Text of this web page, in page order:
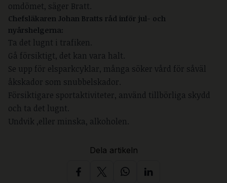
omdömet, säger Bratt.
Chefsläkaren Johan Bratts råd inför jul- och
nyårshelgerna:
Ta det lugnt i trafiken.
Gå försiktigt, det kan vara halt.
Se upp för elsparkcyklar, många söker vård för såväl
åkskador som snubbelskador.
Försiktigare sportaktiviteter, använd tillbörliga skydd
och ta det lugnt.
Undvik ,eller minska, alkoholen.
Dela artikeln